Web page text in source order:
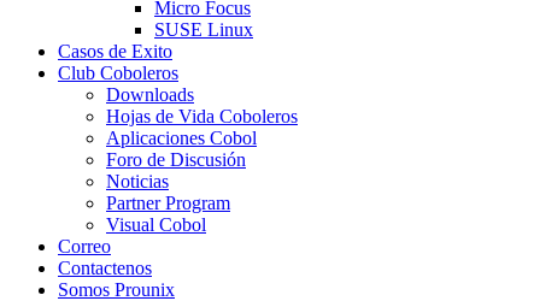
Micro Focus
SUSE Linux
Casos de Exito
Club Coboleros
Downloads
Hojas de Vida Coboleros
Aplicaciones Cobol
Foro de Discusión
Noticias
Partner Program
Visual Cobol
Correo
Contactenos
Somos Prounix